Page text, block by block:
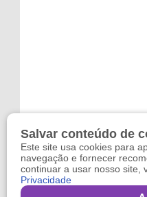
Salvar conteúdo de
Este site usa cookies para
navegação e fornecer
continuar a usar nosso site,
Privacidade